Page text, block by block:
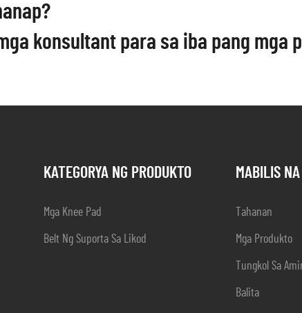
konsultant para sa iba pang mga
KATEGORYA NG PRODUKTO
Mga Knee Pad
Belt Ng Suporta Sa Likod
MABILIS
Tahanan
Mga Produkto
Tungkol Sa
Balita